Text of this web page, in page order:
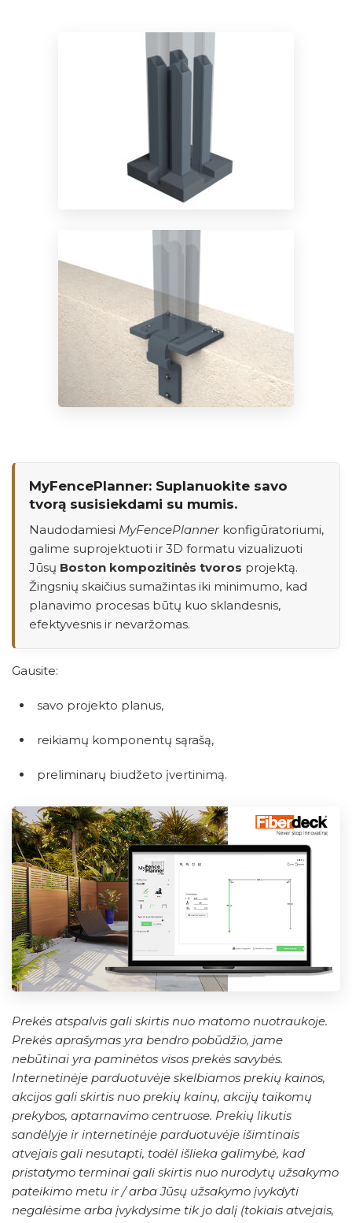
MyFencePlanner: Suplanuokite savo
tvorą susisiekdami su mumis.
Naudodamiesi MyFencePlannerkonfigūratoriumi,
galime suprojektuoti ir 3D formatu vizualizuoti
Jūsų Boston kompozitinės tvoros projektą.
Žingsnių skaičius sumažintas iki minimumo, kad
planavimo procesas būtų kuo sklandesnis,
efektyvesnis ir nevaržomas.
Gausite:
savo projekto planus,
reikiamų komponentų sąrašą,
preliminarų biudžeto įvertinimą.
Prekės atspalvis gali skirtis nuo matomo nuotraukoje.
Prekės aprašymas yra bendro pobūdžio, jame
nebūtinai yra paminėtos visos prekės savybės.
Internetinėje parduotuvėje skelbiamos prekių kainos,
akcijos gali skirtis nuo prekių kainų, akcijų taikomų
prekybos, aptarnavimo centruose. Prekių likutis
sandėlyje ir internetinėje parduotuvėje išimtinais
atvejais gali nesutapti, todėl išlieka galimybė, kad
pristatymo terminai gali skirtis nuo nurodytų užsakymo
pateikimo metu ir / arba Jūsų užsakymo įvykdyti
negalėsime arba įvykdysime tik jo dalį (tokiais atvejais,